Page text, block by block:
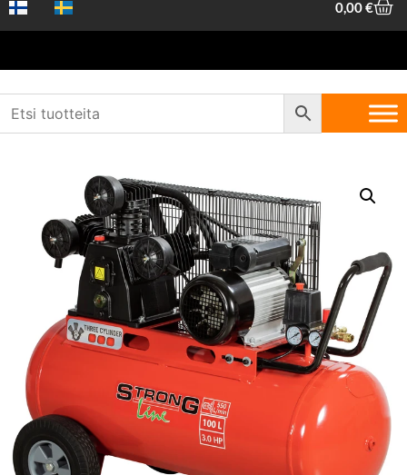
0,00€
Etusivu Koneet ja työkalut
/ Kompessori 100L/550L/2,2kW/230V